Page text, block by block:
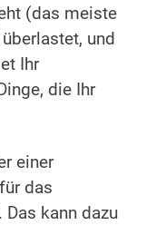
(das meiste
und
Ihr
die Ihr
einer
das
kann dazu